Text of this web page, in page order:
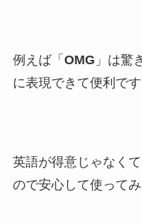
例えば「 OMG 」は驚
に表現できて便利です
英語が得意じゃなく
ので安心して使ってみ